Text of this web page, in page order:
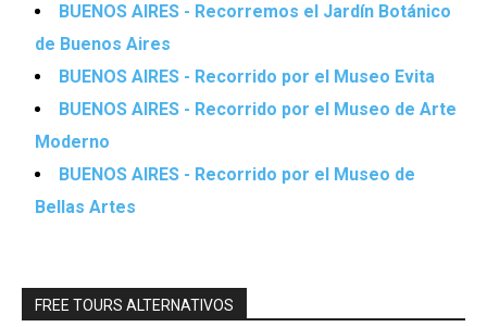
BUENOS AIRES - Recorremos el Jardín Botánico
de Buenos Aires
BUENOS AIRES - Recorrido por el Museo Evita
BUENOS AIRES - Recorrido por el Museo de Arte
Moderno
BUENOS AIRES - Recorrido por el Museo de
Bellas Artes
FREE TOURS ALTERNATIVOS